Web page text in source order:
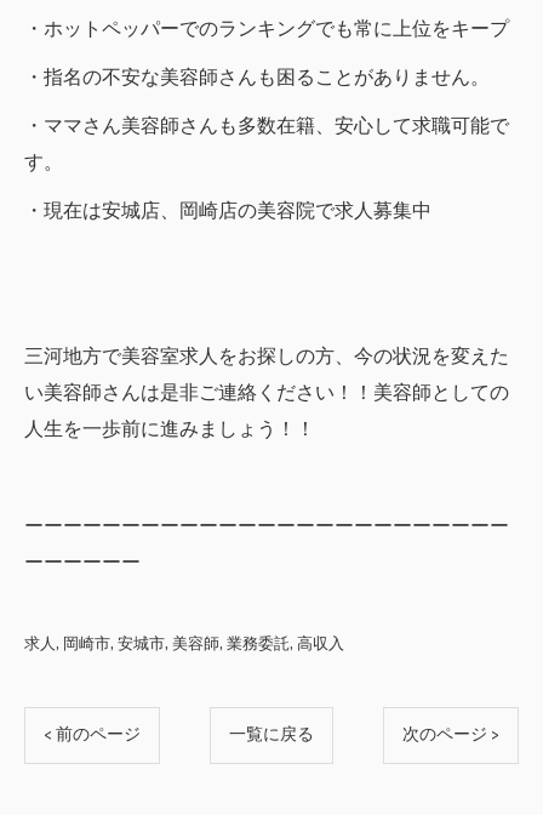
・ホットペッパーでのランキングでも常に上位をキープ
・指名の不安な美容師さんも困ることがありません。
・ママさん美容師さんも多数在籍、安心して求職可能で
す。
・現在は安城店、岡崎店の美容院で求人募集中
三河地方で美容室求人をお探しの方、今の状況を変えた
い美容師さんは是非ご連絡ください！！美容師としての
人生を一歩前に進みましょう！！
ーーーーーーーーーーーーーーーーーーーーーーーーー
ーーーーーー
求人 岡崎市 安城市 美容師 業務委託 高収入
< 前のページ 一覧に戻る 次のページ >